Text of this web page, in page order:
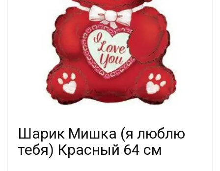
Шарик Мишка (я люблю
тебя) Красный 64 см